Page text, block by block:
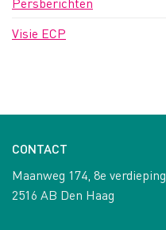
Visie ECP
CONTACT
Maanweg 174, 8e verdieping
2516 AB Den Haag